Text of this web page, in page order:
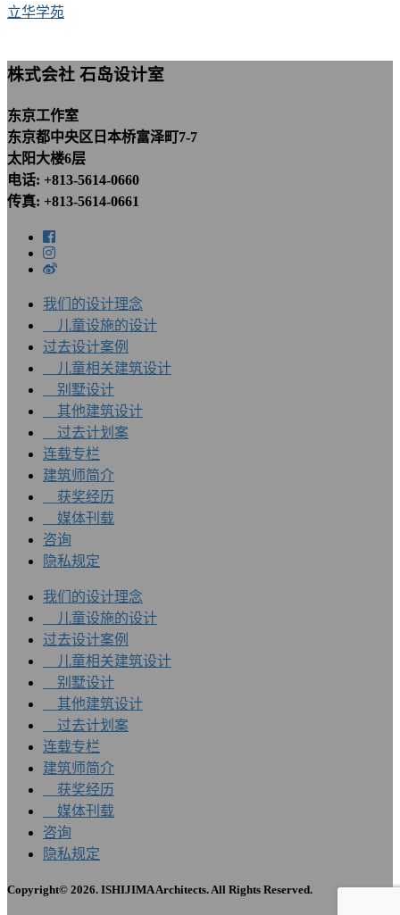
立华学苑
株式会社 石岛设计室
东京工作室
东京都中央区日本桥富泽町7-7
太阳大楼6层
电话: +813-5614-0660
传真: +813-5614-0661
我们的设计理念
儿童设施的设计
过去设计案例
儿童相关建筑设计
别墅设计
其他建筑设计
过去计划案
连载专栏
建筑师简介
获奖经历
媒体刊载
咨询
隐私规定
我们的设计理念
儿童设施的设计
过去设计案例
儿童相关建筑设计
别墅设计
其他建筑设计
过去计划案
连载专栏
建筑师简介
获奖经历
媒体刊载
咨询
隐私规定
Copyright© 2026. ISHIJIMA Architects. All Rights Reserved.